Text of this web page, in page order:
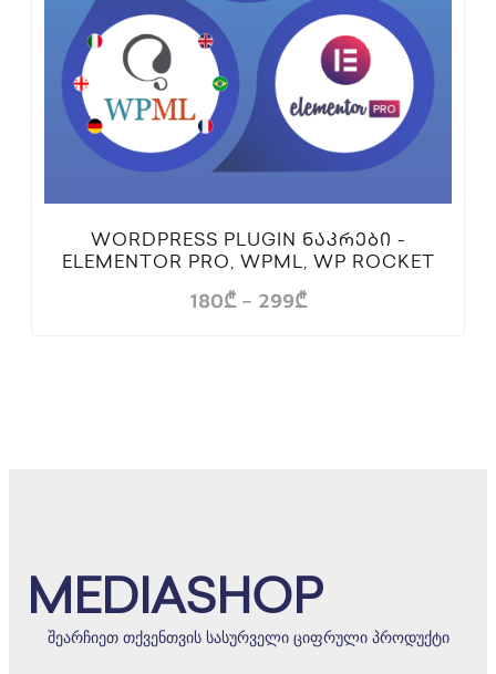
WORDPRESS PLUGIN ᲜᲐᲙᲠᲔᲑᲘ -
ELEMENTOR PRO, WPML, WP ROCKET
180₾ – 299₾
MEDIASHOP
შეარჩიეთ თქვენთვის სასურველი ციფრული პროდუქტი